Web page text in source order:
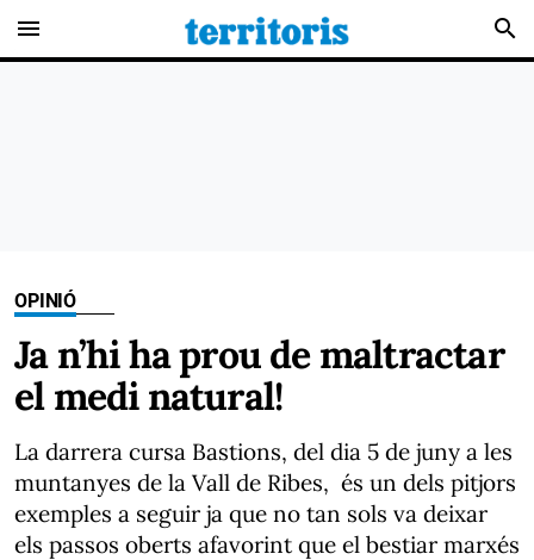
menu search
OPINIÓ
Ja n’hi ha prou de maltractar
el medi natural!
La darrera cursa Bastions, del dia 5 de juny a les
muntanyes de la Vall de Ribes, és un dels pitjors
exemples a seguir ja que no tan sols va deixar
els passos oberts afavorint que el bestiar marxés